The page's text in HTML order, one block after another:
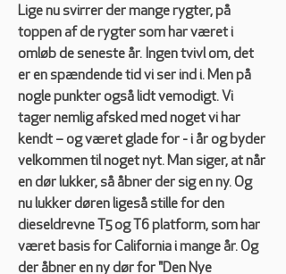
Lige nu svirrer der mange rygter, på
toppen af de rygter som har været i
omløb de seneste år. Ingen tvivl om, det
er en spændende tid vi ser ind i. Men på
nogle punkter også lidt vemodigt. Vi
tager nemlig afsked med noget vi har
kendt – og været glade for - i år og byder
velkommen til noget nyt. Man siger, at når
en dør lukker, så åbner der sig en ny. Og
nu lukker døren ligeså stille for den
dieseldrevne T5 og T6 platform, som har
været basis for California i mange år. Og
der åbner en ny dør for "Den Nye